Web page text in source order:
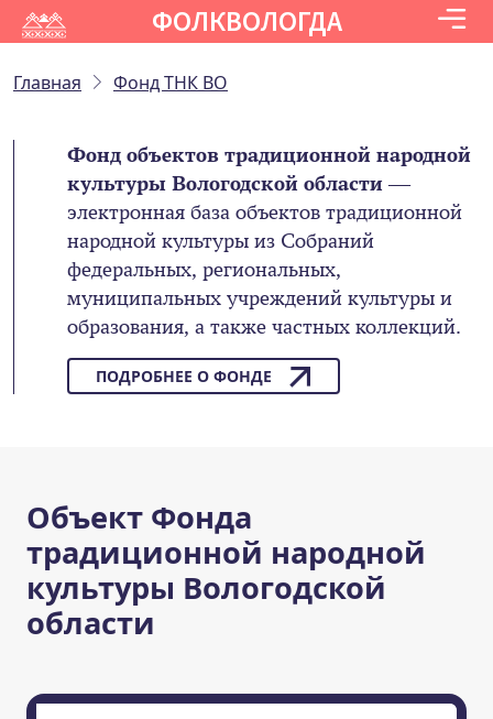
ФОЛКВОЛОГДА
Главная Фонд ТНК ВО
Фонд объектов традиционной народной
культуры Вологодской области—
электронная база объектов традиционной
народной культуры из Собраний
федеральных, региональных,
муниципальных учреждений культуры и
образования, а также частных коллекций.
ПОДРОБНЕЕ О ФОНДЕ
Объект Фонда
традиционной народной
культуры Вологодской
области